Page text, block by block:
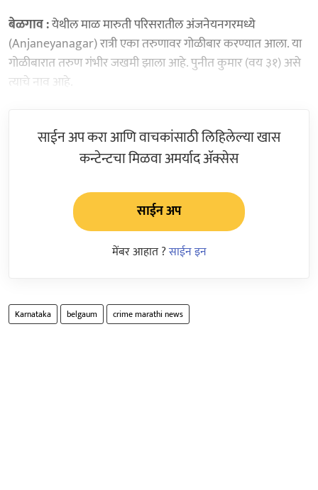
बेळगाव :येथील माळ मारुती परिसरातील अंजनेयनगरमध्ये
(Anjaneyanagar) रात्री एका तरुणावर गोळीबार करण्यात आला. या
गोळीबारात तरुण गंभीर जखमी झाला आहे. पुनीत कुमार (वय ३१) असे
त्याचे नाव आहे.
साईन अप करा आणि वाचकांसाठी लिहिलेल्या खास
कन्टेन्टचा मिळवा अमर्याद ॲक्सेस
साईन अप
मेंबर आहात ?साईन इन
Karnataka belgaum crime marathi news